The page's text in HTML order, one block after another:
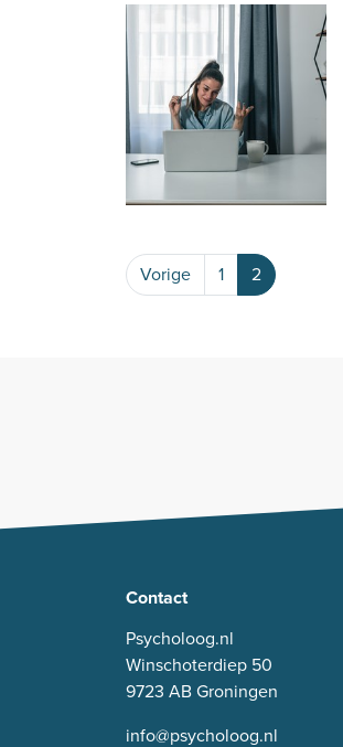
Vorige 1 2
Contact
Psycholoog.nl
Winschoterdiep 50
9723 AB Groningen
info@psycholoog.nl